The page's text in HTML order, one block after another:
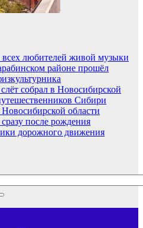
любителей живой музыки
районе прошёл
собрал в Новосибирской
Сибири
области
после рождения
дорожного движения